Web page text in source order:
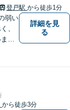
お
い
登戸駅 から徒歩1分
弱い
、
。
詳細を見
る
から徒歩3分